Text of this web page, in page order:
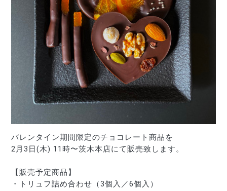
バレンタイン期間限定のチョコレート商品を
2月3日(木) 11時〜茨木本店にて販売致します。
【販売予定商品】
・トリュフ詰め合わせ（3個入／6個入）